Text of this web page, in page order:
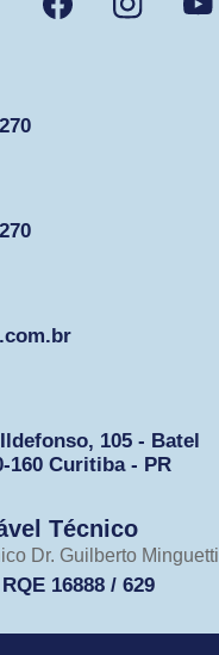
105 - Batel
160 Curitiba - PR
Técnico
Dr. Guilberto Minguetti
16888 / 629​